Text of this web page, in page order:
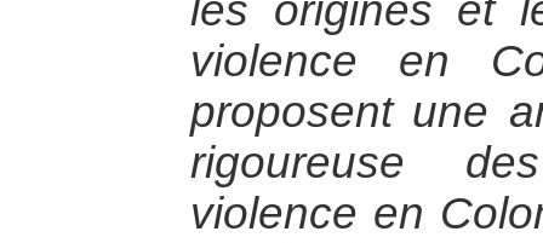
les origines et
violence en
proposent une
rigoureuse
violence en